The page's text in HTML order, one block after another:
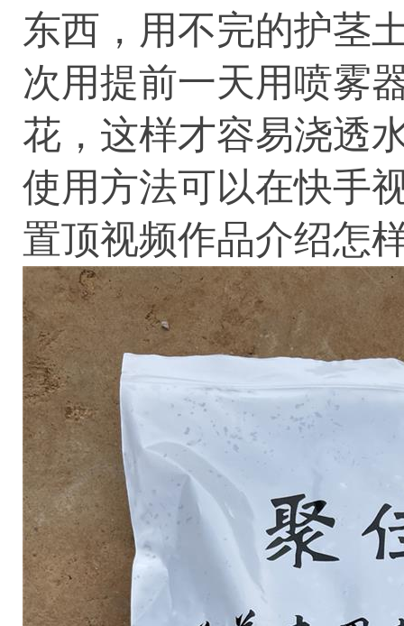
东西，用不完的护茎
次用提前一天用喷雾
花，这样才容易浇透
使用方法可以在快手
置顶视频作品介绍怎